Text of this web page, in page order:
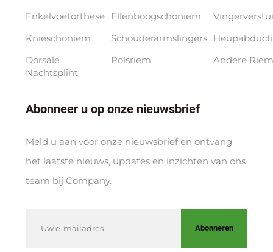
Enkelvoetorthese
Knieschoniem
Dorsale
Nachtsplint
Ellenboogschoniem
Schouderarmslingers
Polsriem
Andere
Abonneer u op onze nieuwsbrief
Meld u aan voor onze nieuwsbrief en ontvang
het laatste nieuws, updates en inzichten van ons
team bij Company.
Abonneren